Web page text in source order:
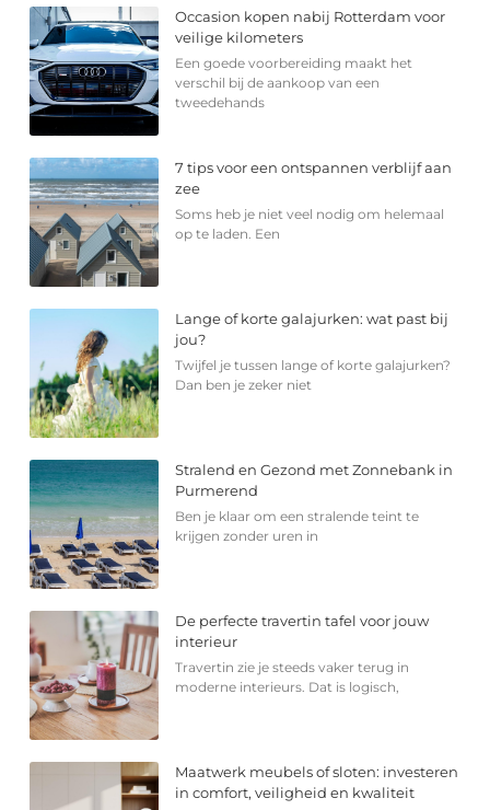
Occasion kopen nabij Rotterdam voor
veilige kilometers
Een goede voorbereiding maakt het
verschil bij de aankoop van een
tweedehands
7 tips voor een ontspannen verblijf aan
zee
Soms heb je niet veel nodig om helemaal
op te laden. Een
Lange of korte galajurken: wat past bij
jou?
Twijfel je tussen lange of korte galajurken?
Dan ben je zeker niet
Stralend en Gezond met Zonnebank in
Purmerend
Ben je klaar om een stralende teint te
krijgen zonder uren in
De perfecte travertin tafel voor jouw
interieur
Travertin zie je steeds vaker terug in
moderne interieurs. Dat is logisch,
Maatwerk meubels of sloten: investeren
in comfort, veiligheid en kwaliteit